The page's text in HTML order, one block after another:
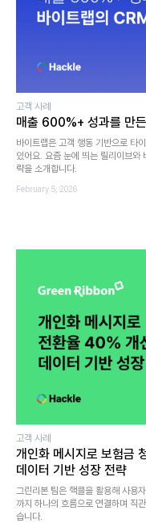
고객 사례
매출 600%+ 성과를 만
바이트랩은 고객 행동 기반으로 타
있어요. 요즘 눈에 띄는 릴리이브
략을 소개합니다.
February 5, 2026
고객 사례
개인화 메시지로 보험금
데이터 기반 성장 전략
그린리본 팀은 핵클을 활용해 사용
까지 하나의 흐름으로 연결하며 직
습니다.